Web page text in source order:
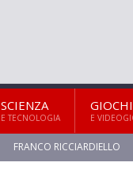
SCIENZA
E TECNOLOGIA
GIOCHI
E
FRANCO RICCIARDIELLO